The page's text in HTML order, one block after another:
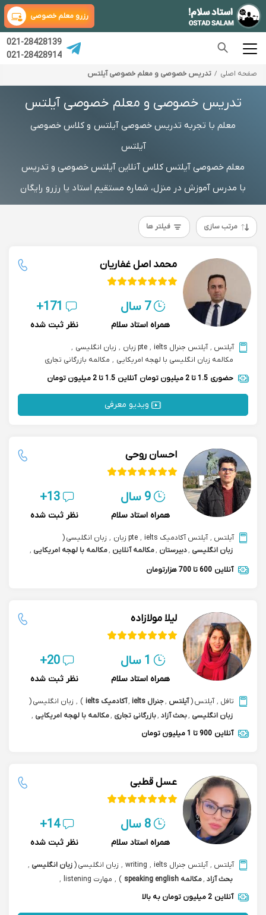
رزرو معلم خصوصی
021-28428139
021-28428914
صفحه اصلی تدریس خصوصی و معلم خصوصی آیلتس
تدریس خصوصی و معلم خصوصی آیلتس
معلم با تجربه تدریس خصوصی آیلتس و کلاس خصوصی
آیلتس
معلم خصوصی آیلتس کلاس آنلاین آیلتس خصوصی و تدریس
با مدرس آموزش در منزل، شماره مستقیم استاد یا رزرو رایگان
مرتب سازی فیلتر ها
محمد اصل غفاریان
7 سال
همراه استاد سلام
171+
نظر ثبت شده
آیلتس , آیلتس جنرال ielts , pte زبان , زبان انگلیسی ,
مکالمه زبان انگلیسی با لهجه امریکایی , مکالمه بازرگانی تجاری
حضوری 1.5 تا 2 میلیون تومان آنلاین 1.5 تا 2 میلیون تومان
ویدیو معرفی
احسان روحی
9 سال
همراه استاد سلام
13+
نظر ثبت شده
آیلتس , آیلتس آکادمیک ielts , pte زبان , زبان انگلیسی(
زبان انگلیسی ,دبیرستان ,مکالمه آنلاین ,مکالمه با لهجه امریکایی ,
مکالمه speaking english
آنلاین 600 تا 700 هزارتومان
لیلا مولازاده
1 سال
همراه استاد سلام
20+
نظر ثبت شده
تافل , آیلتس(آیلتس ,جنرال ielts ,آکادمیک ielts )
, زبان انگلیسی(
زبان انگلیسی ,بحث آزاد ,بازرگانی تجاری ,مکالمه با لهجه امریکایی ,
مکالمه speaking english
)
, آنلاین 900 تا 1 میلیون تومان
عسل قطبی
8 سال
همراه استاد سلام
14+
نظر ثبت شده
آیلتس , آیلتس جنرال ielts ,
writing
, زبان انگلیسی(زبان انگلیسی ,
بحث آزاد ,مکالمه speaking english )
, مهارت listening
,
مکالمه بازرگانی تجاری
آنلاین 2 میلیون تومان به بالا